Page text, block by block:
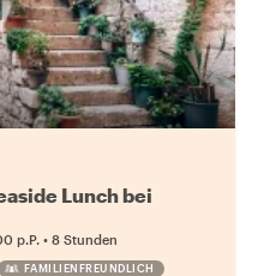
Lunch bei
p.P. • 8 Stunden
FAMILIENFREUNDLICH